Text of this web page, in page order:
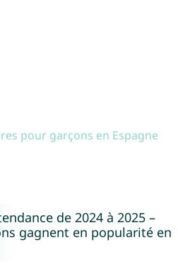
pour garçons en Espagne
de 2024 à 2025 –
gagnent en popularité en